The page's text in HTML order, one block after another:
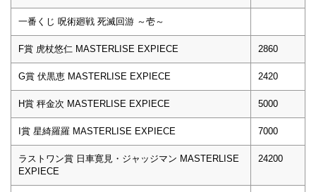
一番くじ 呪術廻戦 死滅回游 ～壱～
F賞 虎杖悠仁 MASTERLISE EXPIECE 2860
G賞 伏黒恵 MASTERLISE EXPIECE 2420
H賞 秤金次 MASTERLISE EXPIECE 5000
I賞 星綺羅羅 MASTERLISE EXPIECE 7000
ラストワン賞 日車寛見・ジャッジマン MASTERLISE
EXPIECE
24200